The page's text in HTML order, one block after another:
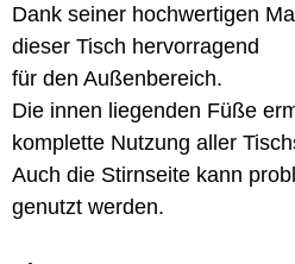
Dank seiner hochwertigen
dieser Tisch hervorragend
für den Außenbereich.
Die innen liegenden Füße
komplette Nutzung aller
Auch die Stirnseite kann
genutzt werden.